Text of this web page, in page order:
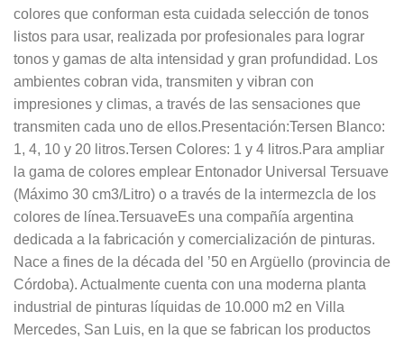
colores que conforman esta cuidada selección de tonos
listos para usar, realizada por profesionales para lograr
tonos y gamas de alta intensidad y gran profundidad. Los
ambientes cobran vida, transmiten y vibran con
impresiones y climas, a través de las sensaciones que
transmiten cada uno de ellos.Presentación:Tersen Blanco:
1, 4, 10 y 20 litros.Tersen Colores: 1 y 4 litros.Para ampliar
la gama de colores emplear Entonador Universal Tersuave
(Máximo 30 cm3/Litro) o a través de la intermezcla de los
colores de línea.TersuaveEs una compañía argentina
dedicada a la fabricación y comercialización de pinturas.
Nace a fines de la década del ’50 en Argüello (provincia de
Córdoba). Actualmente cuenta con una moderna planta
industrial de pinturas líquidas de 10.000 m2 en Villa
Mercedes, San Luis, en la que se fabrican los productos